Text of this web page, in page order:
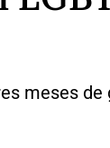
meses de